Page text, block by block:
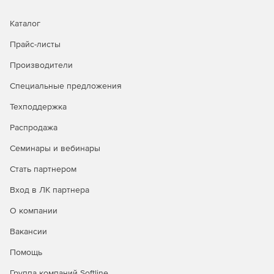
обеспечить процесс импортозамещения.
Продукт станет альтернативой таких зарубежных
BILLmanager:
500k+ активных инсталляций.
млн абонентов в рамках одной инсталляции.
​2 млн запросов в сутки - самая нагруженная
Каталог
Прайс-листы
Производители
Специальные предложения
Техподдержка
Распродажа
Семинары и вебинары
Стать партнером
Вход в ЛК партнера
О компании
Вакансии
Помощь